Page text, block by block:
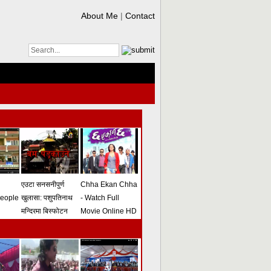
About Me | Contact
एउटा सनसनीपुर्ण
खुलासा: पशुपतिनाथ
मन्दिरमा बिस्फोटन
(भिडियो)
Chha Ekan Chha
- Watch Full
Movie Online HD